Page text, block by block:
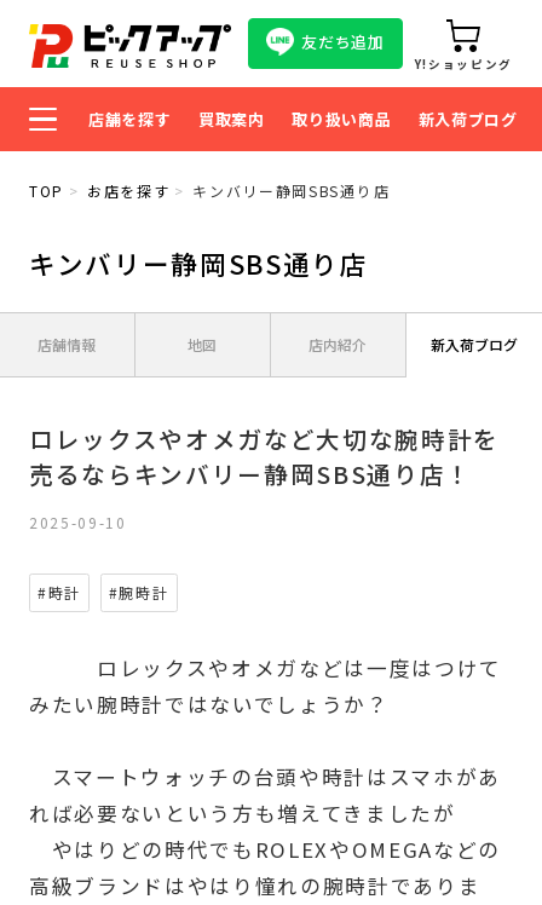
友だち追加
Y!ショッピング
店舗を探す 買取案内 取り扱い商品 新入荷ブログ
TOP お店を探す キンバリー静岡SBS通り店
キンバリー静岡SBS通り店
店舗情報 地図 店内紹介 新入荷ブログ
ロレックスやオメガなど大切な腕時計を
売るならキンバリー静岡SBS通り店！
2025-09-10
#時計 #腕時計
ロレックスやオメガなどは一度はつけて
みたい腕時計ではないでしょうか？
スマートウォッチの台頭や時計はスマホがあ
れば必要ないという方も増えてきましたが
やはりどの時代でもROLEXやOMEGAなどの
高級ブランドはやはり憧れの腕時計でありま